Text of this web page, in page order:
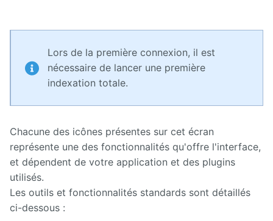
Lors de la première connexion, il est
nécessaire de lancer une première
indexation totale.
Chacune des icônes présentes sur cet écran
représente une des fonctionnalités qu'offre l'interface,
et dépendent de votre application et des plugins
utilisés.
Les outils et fonctionnalités standards sont détaillés
ci-dessous :